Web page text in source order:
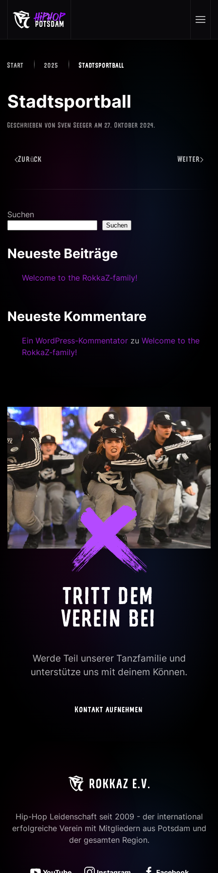
Skip to main content
Start 2025 Stadtsportball
Stadtsportball
Geschrieben von Sven Seeger am 27. Oktober 2024.
Zurück Weiter
Suchen
Suchen
Neueste Beiträge
Welcome to the RokkaZ-family!
Neueste Kommentare
Ein WordPress-Kommentator zu Welcome to the
RokkaZ-family!
TRITT DEM
VEREIN BEI
Werde Teil unserer Tanzfamilie und
unterstütze uns mit deinem Können.
Kontakt aufnehmen
Hip-Hop Leidenschaft seit 2009 - der international
erfolgreiche Verein mit Mitgliedern aus Potsdam und
der gesamten Region.